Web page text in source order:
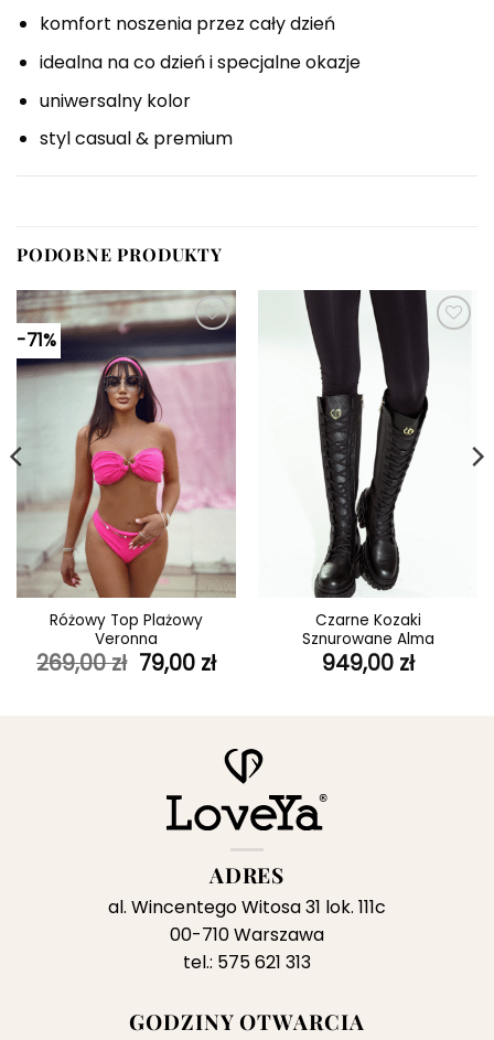
komfort noszenia przez cały dzień
idealna na co dzień i specjalne okazje
uniwersalny kolor
styl casual & premium
PODOBNE PRODUKTY
-71%
Dodaj do
ulubionych
Różowy Top Plażowy
Veronna
269,00zł Pierwotna
cena
79,00 złAktualna
Dodaj do
ulubionych
Czarne Kozaki
Sznurowane Alma
949,00 zł
ADRES
al. Wincentego Witosa 31 lok. 111c
00-710 Warszawa
tel.: 575 621 313
GODZINY OTWARCIA